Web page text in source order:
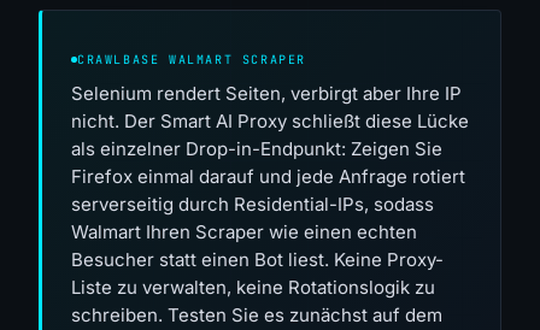
CRAWLBASE WALMART SCRAPER
Selenium rendert Seiten, verbirgt aber Ihre IP
nicht. Der Smart AI Proxy schließt diese Lücke
als einzelner Drop-in-Endpunkt: Zeigen Sie
Firefox einmal darauf und jede Anfrage rotiert
serverseitig durch Residential-IPs, sodass
Walmart Ihren Scraper wie einen echten
Besucher statt einen Bot liest. Keine Proxy-
Liste zu verwalten, keine Rotationslogik zu
schreiben. Testen Sie es zunächst auf dem